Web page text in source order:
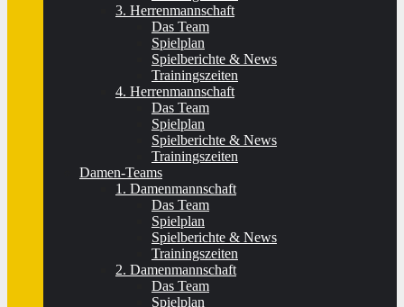
3. Herrenmannschaft
Das Team
Spielplan
Spielberichte & News
Trainingszeiten
4. Herrenmannschaft
Das Team
Spielplan
Spielberichte & News
Trainingszeiten
Damen-Teams
1. Damenmannschaft
Das Team
Spielplan
Spielberichte & News
Trainingszeiten
2. Damenmannschaft
Das Team
Spielplan